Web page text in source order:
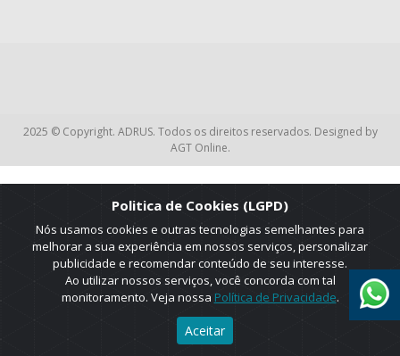
2025 © Copyright. ADRUS. Todos os direitos reservados. Designed by
AGT Online.
Politica de Cookies (LGPD)
Nós usamos cookies e outras tecnologias semelhantes para
melhorar a sua experiência em nossos serviços, personalizar
publicidade e recomendar conteúdo de seu interesse.
Ao utilizar nossos serviços, você concorda com tal
monitoramento. Veja nossa Política de Privacidade.
Aceitar